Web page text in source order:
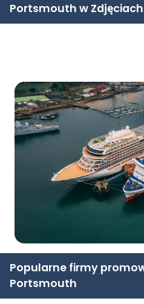
Portsmouth w Zdjęciach
Popularne firmy
Portsmouth